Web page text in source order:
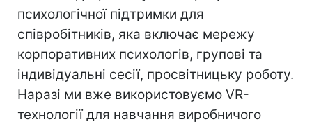
психологічної підтримки для
співробітників, яка включає мережу
корпоративних психологів, групові та
індивідуальні сесії, просвітницьку роботу.
Наразі ми вже використовуємо VR-
технології для навчання виробничого